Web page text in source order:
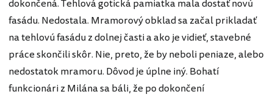
dokončená. Tehlová gotická pamiatka mala dostať novú
fasádu. Nedostala. Mramorový obklad sa začal prikladať
na tehlovú fasádu z dolnej časti a ako je vidieť, stavebné
práce skončili skôr. Nie, preto, že by neboli peniaze, alebo
nedostatok mramoru. Dôvod je úplne iný. Bohatí
funkcionári z Milána sa báli, že po dokončení